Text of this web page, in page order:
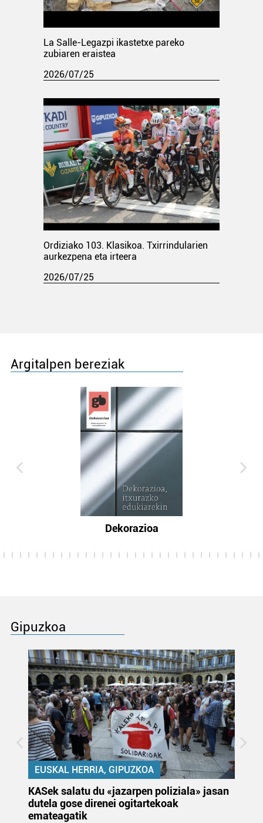
La Salle-Legazpi ikastetxe pareko
zubiaren eraistea
2026/07/25
Ordiziako 103. Klasikoa. Txirrindularien
aurkezpena eta irteera
2026/07/25
Argitalpen bereziak
Dekorazioa
Gipuzkoa
EUSKAL HERRIA, GIPUZKOA
KASek salatu du «jazarpen poliziala» jasan
dutela gose direnei ogitartekoak
emateagatik